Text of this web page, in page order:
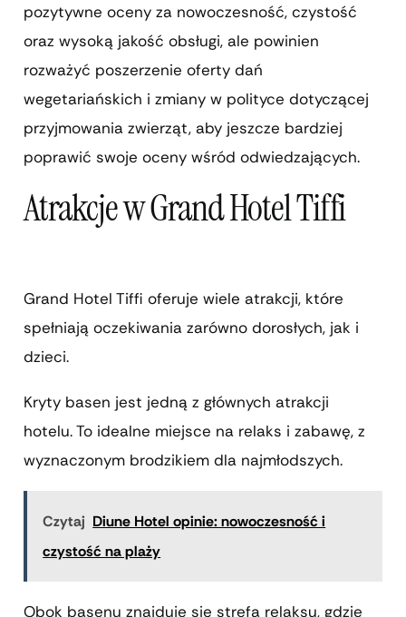
pozytywne oceny za nowoczesność, czystość
oraz wysoką jakość obsługi, ale powinien
rozważyć poszerzenie oferty dań
wegetariańskich i zmiany w polityce dotyczącej
przyjmowania zwierząt, aby jeszcze bardziej
poprawić swoje oceny wśród odwiedzających.
Atrakcje w Grand Hotel Tiffi
Grand Hotel Tiffi oferuje wiele atrakcji, które
spełniają oczekiwania zarówno dorosłych, jak i
dzieci.
Kryty basen jest jedną z głównych atrakcji
hotelu. To idealne miejsce na relaks i zabawę, z
wyznaczonym brodzikiem dla najmłodszych.
Czytaj Diune Hotel opinie: nowoczesność i
czystość na plaży
Obok basenu znajduje się strefa relaksu, gdzie